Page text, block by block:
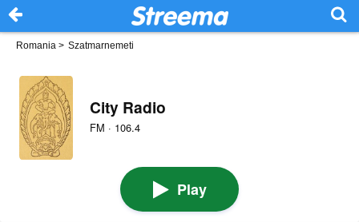
Romania > Szatmarnemeti
City Radio
FM · 106.4
Play